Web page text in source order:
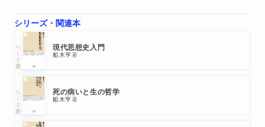
シリーズ・関連本
ちくま新書 現代思想史入門
船木亨著
ちくま新書 死の病いと生の哲学
船木亨著